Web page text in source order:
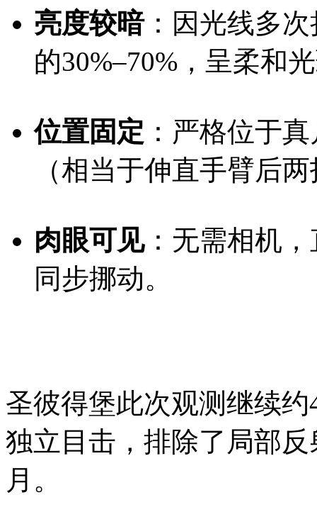
亮度较暗：因光线多
的30%–70%，呈柔和
位置固定 ：严格位于
（相当于伸直手臂后
肉眼可见：无需相机
同步挪动。
圣彼得堡此次观测继续
独立目击，排除了局部
月。